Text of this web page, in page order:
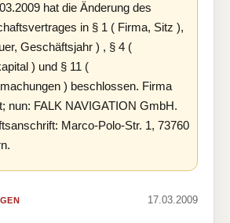
hat die Änderung des
in § 1 ( Firma, Sitz ),
Geschäftsjahr ) , § 4 (
) und § 11 (
) beschlossen. Firma
nun: FALK NAVIGATION GmbH.
Marco-Polo-Str. 1, 73760
17.03.2009